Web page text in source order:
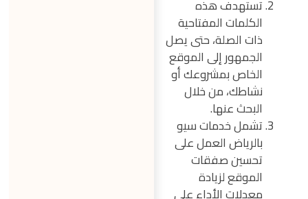
تستهدف هذه
الكلمات المفتاحية
ذات الصلة، حتى يصل
الجمهور إلى الموقع
الخاص بمشروعك أو
نشاطك، من خلال
البحث عنها.
تشمل خدمات سيو
بالرياض العمل على
تحسين صفقات
الموقع لزيادة
معدلات الأداء على